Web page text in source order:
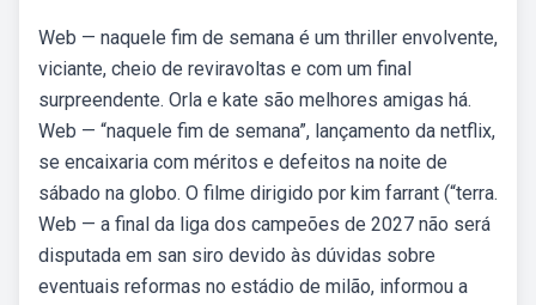
Web — naquele fim de semana é um thriller envolvente,
viciante, cheio de reviravoltas e com um final
surpreendente. Orla e kate são melhores amigas há.
Web — “naquele fim de semana”, lançamento da netflix,
se encaixaria com méritos e defeitos na noite de
sábado na globo. O filme dirigido por kim farrant (“terra.
Web — a final da liga dos campeões de 2027 não será
disputada em san siro devido às dúvidas sobre
eventuais reformas no estádio de milão, informou a